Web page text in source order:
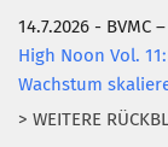
14.7.2026 - BVMC
High Noon Vol.
Wachstum
> WEITERE